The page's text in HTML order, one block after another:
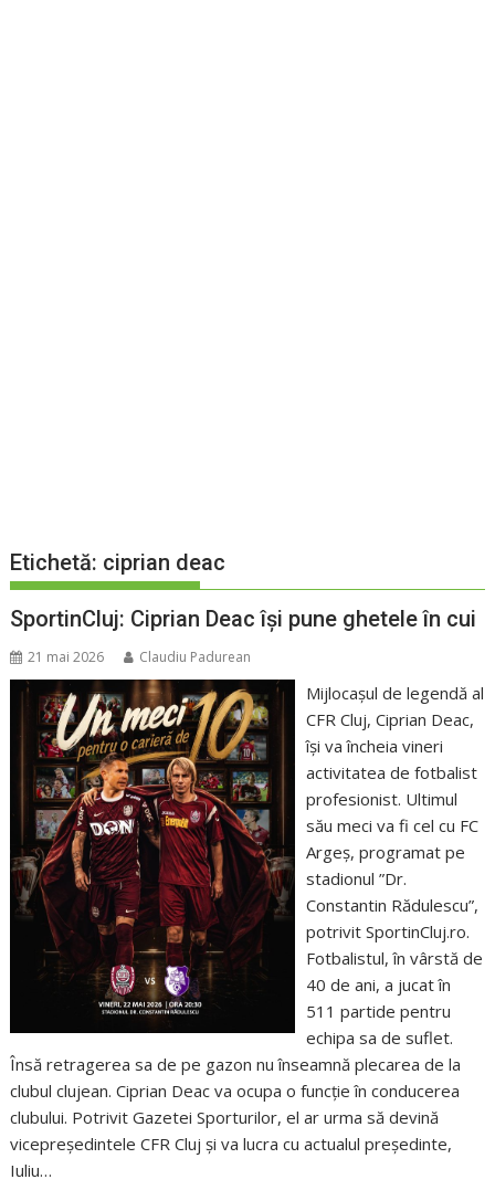
Etichetă: ciprian deac
SportinCluj: Ciprian Deac își pune ghetele în cui
21 mai 2026 Claudiu Padurean
Mijlocașul de legendă al
CFR Cluj, Ciprian Deac,
își va încheia vineri
activitatea de fotbalist
profesionist. Ultimul
său meci va fi cel cu FC
Argeș, programat pe
stadionul ”Dr.
Constantin Rădulescu”,
potrivit SportinCluj.ro.
Fotbalistul, în vârstă de
40 de ani, a jucat în
511 partide pentru
echipa sa de suflet.
Însă retragerea sa de pe gazon nu înseamnă plecarea de la
clubul clujean. Ciprian Deac va ocupa o funcție în conducerea
clubului. Potrivit Gazetei Sporturilor, el ar urma să devină
vicepreședintele CFR Cluj și va lucra cu actualul președinte,
Iuliu…